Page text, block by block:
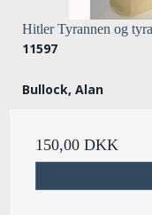
Hitler Tyrannen og
11597
Bullock, Alan
150,00 DKK